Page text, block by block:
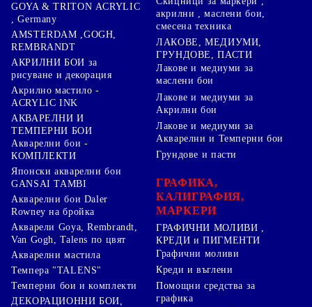
GOYA & TRITON АCRYLIC
, Germany
AMSTERDAM ,GOGH,
REMBRANDT
АКРИЛНИ БОИ за
рисуване и декорация
Акрилно мастило -
ACRYLIC INK
АКВАРЕЛНИ И
ТЕМПЕРНИ БОИ
Акварелни бои -
КОМПЛЕКТИ
Японски акварелни бои
GANSAI TAMBI
Акварелни бои Daler
Rowney на бройка
Акварели Goya, Rembrandt,
Van Gogh, Talens по цвят
Акварелни мастила
Темпера "TALENS"
Темперни бои и комплекти
ДЕКОРАЦИОННИ БОИ,
акрилни , маслени бои,
смесена техника
ЛАКОВЕ, МЕДИУМИ,
ГРУНДОВЕ, ПАСТИ
Лакове и медиуми за
маслени бои
Лакове и медиуми за
Акрилни бои
Лакове и медиуми за
Акварелни и Темперни бои
Грундове и пасти
ГРАФИКА,
КАЛИГРАФИЯ,
МАРКЕРИ
ГРАФИЧНИ МОЛИВИ ,
КРЕДИ и ПИГМЕНТИ
Графични моливи
Креди и въглени
Помощни средства за
графика